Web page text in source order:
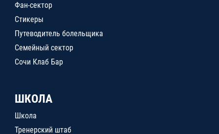
Фан-сектор
Стикеры
Путеводитель болельщика
Семейный сектор
Сочи Клаб Бар
ШКОЛА
Школа
Тренерский штаб